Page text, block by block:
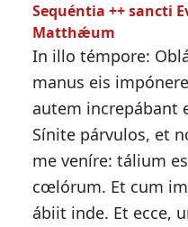
Sequéntia ++ sancti
Matthǽum
In illo témpore:
manus eis
autem increpábant
Sínite párvulos, et
me veníre: tálium
cœlórum. Et cum
ábiit inde. Et ecce,